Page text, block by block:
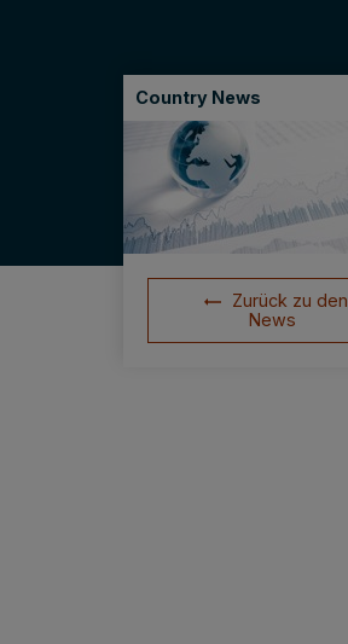
Country News
Zurück zu den
News